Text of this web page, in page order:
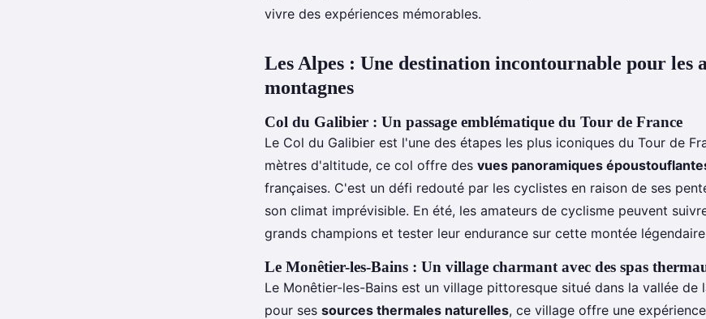
vivre des expériences mémorables.
Les Alpes : Une destination incontournable pour les
montagnes
Col du Galibier : Un passage emblématique du Tour de France
Le Col du Galibier est l'une des étapes les plus iconiques du Tour de
mètres d'altitude, ce col offre des vues panoramiques
françaises. C'est un défi redouté par les cyclistes en raison de ses
son climat imprévisible. En été, les amateurs de cyclisme peuvent
grands champions et tester leur endurance sur cette montée
Le Monêtier-les-Bains : Un village charmant avec des spas
Le Monêtier-les-Bains est un village pittoresque situé dans la vallée de
pour ses sources thermales naturelles, ce village offre une